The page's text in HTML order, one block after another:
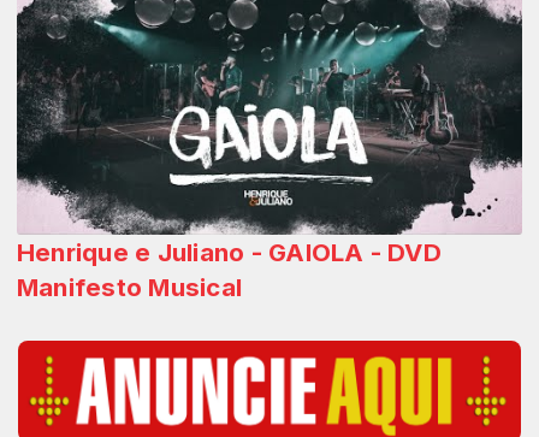
Henrique e Juliano - GAIOLA - DVD
Manifesto Musical